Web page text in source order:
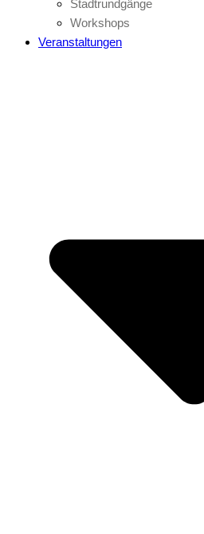
Stadtrundgänge
Workshops
Veranstaltungen